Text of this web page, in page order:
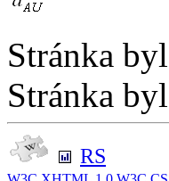
Stránka
Stránka
RS